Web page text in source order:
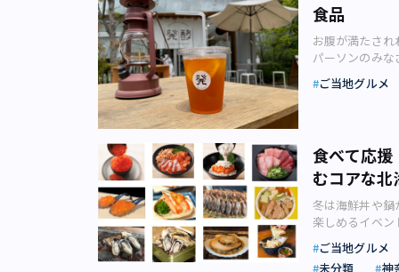
ータニのシグネ
をミニサイズ
「マンゴーゼ
イーツが並びま
（画像：株式
ム、ハーブティ
万坪の日本庭
とときを過ご
マンゴー好き
地から取り寄せ
ことがありま
の状態でいた
1928年の創業
ル雅叙園東京」
2023年バレン
文化を敬愛し
しょう。 今回
ョコレート。館
がオシャレな「
園リリースよ
く、ほうじ茶
のかもしれま
ド反応」によ
で、ほうじ茶
ど。ドイツや
めに予約したり
らって購入し
る展覧会 東京
モダンデザイン
財団リリース
な分野で「モダ
参加するため、
ァ・アアルト
ートグラス」
ルト・フラワ
人東京都歴史
が非常に柔らか
を豊かに表現
されたミニサ
は、芳醇（ほ
子） 個人的に
理人、中西祐
賞を受けまし
の深い味がして
レンジしたこ
戸時代に作ら
いましたが、「
町人文化が栄
れる獣肉店でジ
武・プリンス
は、カジュアル
での「桜まつ
ライトアップ
は桜と東京タ
ドワイドリリ
ているので、
自慢のスイーツ
ラエティー豊
プリンスホテ
SAKURA bar」
DINING THE
日（土）まで
東京競馬場で
たイメージをお
ドマーニの看
せる見た目で
ス」（画像：
のも楽しいで
ば、「馬そば
り、基本的に
ュースタンド
のそばは、濃
いそば屋のメ
寺の「昔なが
本店（画像：
わたってソー
かにした塩崎省
ス焼きそばを提
ずれも浅草周
像：近代食文
釜本店のソー
様々なオプショ
大釜本店の「
み。トッピン
す。 まず麺の
に依頼した特
食品
お腹が満たさ
パーソンのみ
の発酵食品に
メの手軽で美味
生活で不足しが
り入れたいもの
で美味しい発
ト」で、「お
クトしてまい
ートインメニ
生した商品で
ご当地グルメ
食べて応
むコアな北
冬は海鮮丼や
楽しめるイベ
日野京子さん
ますが、まだ
ご当地グルメ
未分類
神